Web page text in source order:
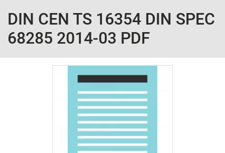
DIN CEN TS 16354 DIN SPEC
68285 2014-03 PDF